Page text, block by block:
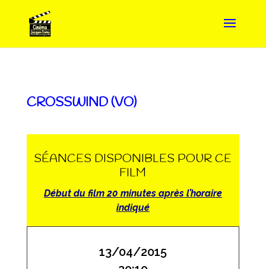
CROSSWIND (VO)
SÉANCES DISPONIBLES POUR CE
FILM
Début du film 20 minutes après l’horaire
indiqué
13/04/2015